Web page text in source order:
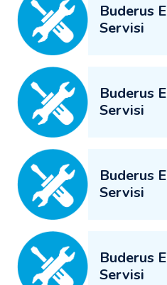
Buderus
Servisi
Buderus
Servisi
Buderus
Servisi
Buderus
Servisi